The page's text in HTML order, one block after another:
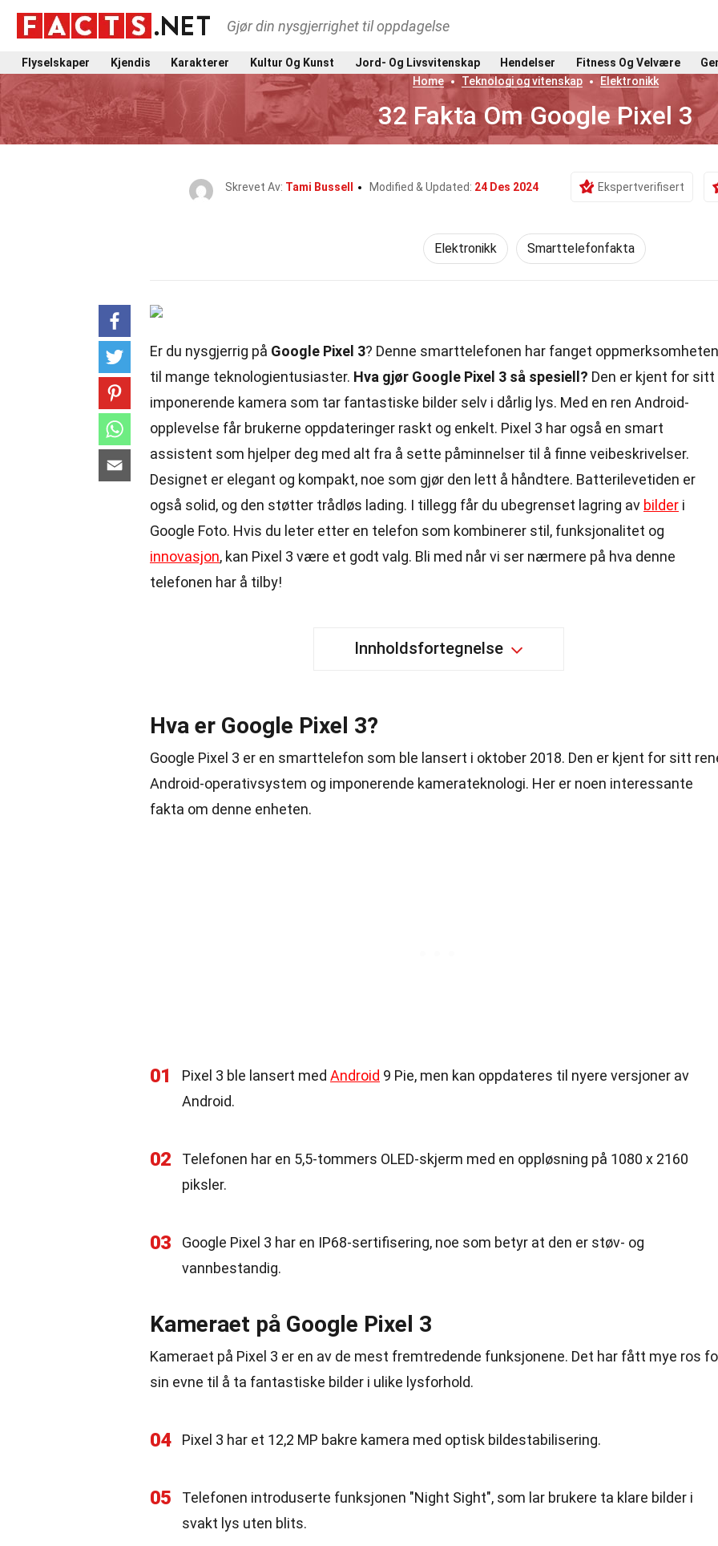
Gjør din nysgjerrighet til oppdagelse
Flyselskaper Kjendis Karakterer Kultur Og Kunst Jord- Og Livsvitenskap Hendelser Fitness Og Velvære
Home
Teknologi og vitenskap Elektronikk
32 Fakta Om Google Pixel 3
Skrevet Av: Tami Bussell Modified & Updated: 24 Des 2024 Ekspertverifisert
Elektronikk Smarttelefonfakta
Er du nysgjerrig på Google Pixel 3? Denne smarttelefonen har fanget oppmerksomheten
til mange teknologientusiaster. Hva gjør Google Pixel 3 så spesiell? Den er kjent for sitt
imponerende kamera som tar fantastiske bilder selv i dårlig lys. Med en ren Android-
opplevelse får brukerne oppdateringer raskt og enkelt. Pixel 3 har også en smart
assistent som hjelper deg med alt fra å sette påminnelser til å finne veibeskrivelser.
Designet er elegant og kompakt, noe som gjør den lett å håndtere. Batterilevetiden er
også solid, og den støtter trådløs lading. I tillegg får du ubegrenset lagring av bilder i
Google Foto. Hvis du leter etter en telefon som kombinerer stil, funksjonalitet og
innovasjon, kan Pixel 3 være et godt valg. Bli med når vi ser nærmere på hva denne
telefonen har å tilby!
Innholdsfortegnelse
Hva er Google Pixel 3?
Google Pixel 3 er en smarttelefon som ble lansert i oktober 2018. Den er kjent for sitt
Android-operativsystem og imponerende kamerateknologi. Her er noen interessante
fakta om denne enheten.
01 Pixel 3 ble lansert med Android 9 Pie, men kan oppdateres til nyere versjoner av
Android.
02
Telefonen har en 5,5-tommers OLED-skjerm med en oppløsning på 1080 x 2160
piksler.
03
Google Pixel 3 har en IP68-sertifisering, noe som betyr at den er støv- og
vannbestandig.
Kameraet på Google Pixel 3
Kameraet på Pixel 3 er en av de mest fremtredende funksjonene. Det har fått mye ros
sin evne til å ta fantastiske bilder i ulike lysforhold.
04 Pixel 3 har et 12,2 MP bakre kamera med optisk bildestabilisering.
05
Telefonen introduserte funksjonen "Night Sight", som lar brukere ta klare bilder i
svakt lys uten blits.